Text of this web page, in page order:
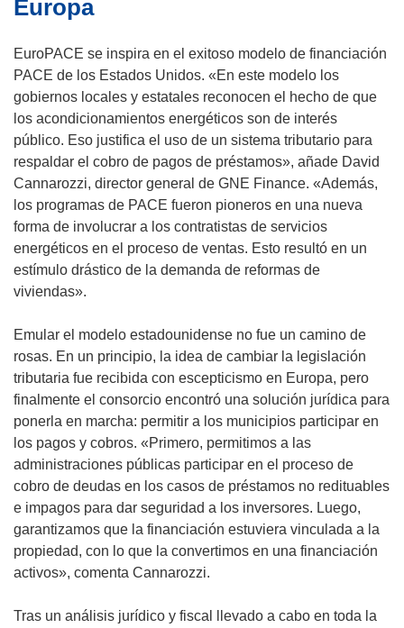
Europa
EuroPACE se inspira en el exitoso modelo de financiación
PACE de los Estados Unidos. «En este modelo los
gobiernos locales y estatales reconocen el hecho de que
los acondicionamientos energéticos son de interés
público. Eso justifica el uso de un sistema tributario para
respaldar el cobro de pagos de préstamos», añade David
Cannarozzi, director general de GNE Finance. «Además,
los programas de PACE fueron pioneros en una nueva
forma de involucrar a los contratistas de servicios
energéticos en el proceso de ventas. Esto resultó en un
estímulo drástico de la demanda de reformas de
viviendas».
Emular el modelo estadounidense no fue un camino de
rosas. En un principio, la idea de cambiar la legislación
tributaria fue recibida con escepticismo en Europa, pero
finalmente el consorcio encontró una solución jurídica para
ponerla en marcha: permitir a los municipios participar en
los pagos y cobros. «Primero, permitimos a las
administraciones públicas participar en el proceso de
cobro de deudas en los casos de préstamos no redituables
e impagos para dar seguridad a los inversores. Luego,
garantizamos que la financiación estuviera vinculada a la
propiedad, con lo que la convertimos en una financiación
activos», comenta Cannarozzi.
Tras un análisis jurídico y fiscal llevado a cabo en toda la